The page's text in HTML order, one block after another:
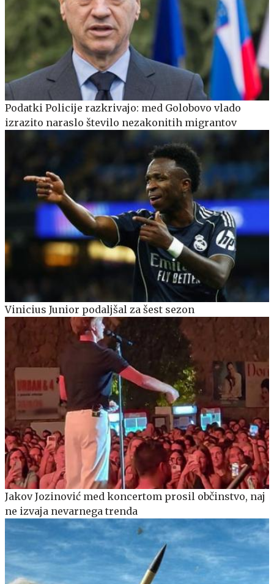
Podatki Policije razkrivajo: med Golobovo vlado
izrazito naraslo število nezakonitih migrantov
Vinicius Junior podaljšal za šest sezon
Jakov Jozinović med koncertom prosil občinstvo, naj
ne izvaja nevarnega trenda